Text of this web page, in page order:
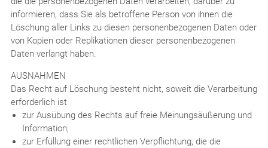
informieren, dass Sie als betroffene Person von ihnen die
Löschung aller Links zu diesen personenbezogenen Daten oder
von Kopien oder Replikationen dieser personenbezogenen
Daten verlangt haben.
AUSNAHMEN
Das Recht auf Löschung besteht nicht, soweit die Verarbeitung
erforderlich ist
zur Ausübung des Rechts auf freie Meinungsäußerung und
Information;
zur Erfüllung einer rechtlichen Verpflichtung, die die